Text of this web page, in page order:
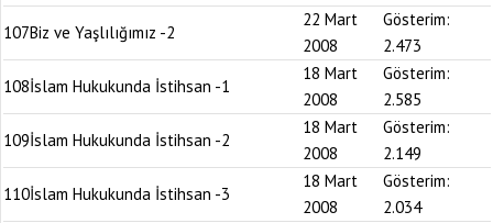
107Biz ve Yaşlılığımız -2
22 Mart
2008
Gösterim:
2.473
108İslam Hukukunda İstihsan -1
18 Mart
2008
Gösterim:
2.585
109İslam Hukukunda İstihsan -2
18 Mart
2008
Gösterim:
2.149
110İslam Hukukunda İstihsan -3
18 Mart
2008
Gösterim:
2.034